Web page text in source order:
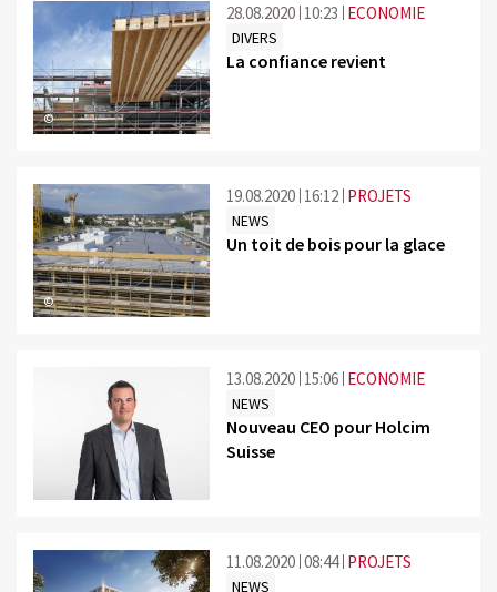
©
28.08.2020 10:23 ECONOMIE
DIVERS
La confiance revient
©
19.08.2020 16:12 PROJETS
NEWS
Un toit de bois pour la glace
13.08.2020 15:06 ECONOMIE
NEWS
Nouveau CEO pour Holcim
Suisse
11.08.2020 08:44 PROJETS
NEWS